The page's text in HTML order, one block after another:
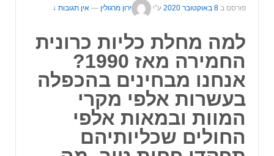
פורסם ב 8 באוקטובר 2020 ע"י ירון מרגולין — אין תגובות ↓
למה מחלת כליות כרונית
החמירה מאז 1990?
אנחנו מבחינים בהכפלה
בעשרות אלפי מקרי
המוות ובמאות אלפי
החולים שכליותיהם